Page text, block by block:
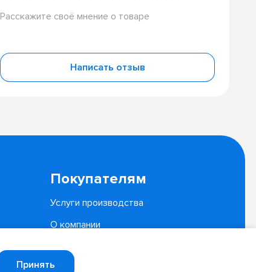
Расскажите своё мнение о товаре
Написать отзыв
Покупателям
Услуги производства
О компании
Принять